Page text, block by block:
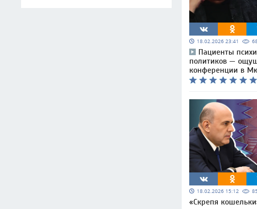
18.02.2026 23:41
Пациенты
политиков —
конференции в
18.02.2026 15:12
«Скрепя